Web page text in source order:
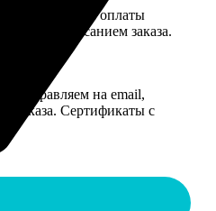
картой. После оплаты
email с описанием заказа.
отправляем на email,
заказа. Сертификаты с